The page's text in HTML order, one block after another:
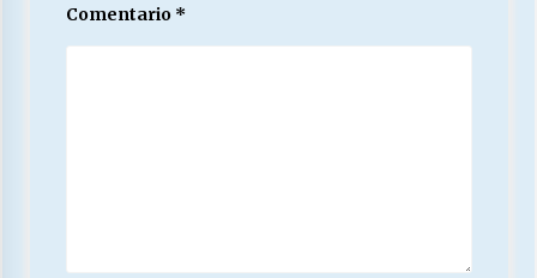
Comentario *